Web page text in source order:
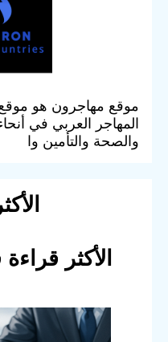
موقع مهاجرون هو موقع
المهاجر العربي في
والصحة والتأمين وا
الأكثر